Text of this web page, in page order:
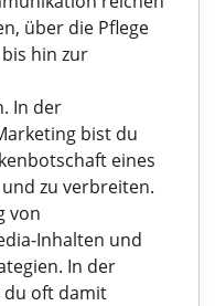
über die Pflege
hin zur
In der
bist du
eines
zu verbreiten.
von
Inhalten und
In der
oft damit